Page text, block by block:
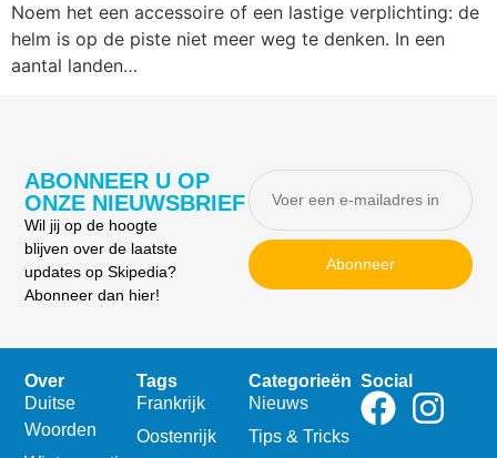
Noem het een accessoire of een lastige verplichting: de
helm is op de piste niet meer weg te denken. In een
aantal landen…
ABONNEER U OP
ONZE NIEUWSBRIEF
Wil jij op de hoogte
blijven over de laatste
updates op Skipedia?
Abonneer dan hier!
Abonneer
Over
Duitse
Woorden
Tags
Frankrijk
Oostenrijk
Categorieën
Nieuws
Tips & Tricks
Social